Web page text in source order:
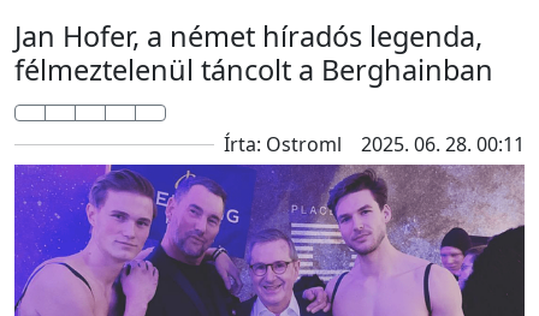
Jan Hofer, a német híradós legenda,
félmeztelenül táncolt a Berghainban
Írta: Ostroml 2025. 06. 28. 00:11